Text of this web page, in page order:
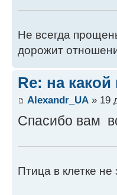
Не всегда
дорожит
Re: на
Alexandr_UA » 19
Спасибо вам
Птица в клетке не